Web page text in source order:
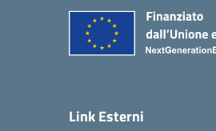
Link Esterni